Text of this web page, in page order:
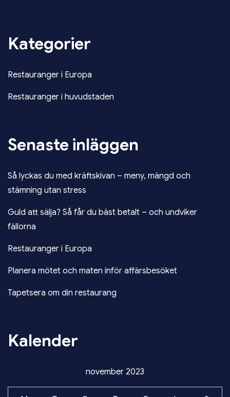
Kategorier
Restauranger i Europa
Restauranger i huvudstaden
Senaste inläggen
Så lyckas du med kräftskivan – meny, mängd och
stämning utan stress
Guld att sälja? Så får du bäst betalt – och undviker
fällorna
Restauranger i Europa
Planera mötet och maten inför affärsbesöket
Tapetsera om din restaurang
Kalender
november 2023